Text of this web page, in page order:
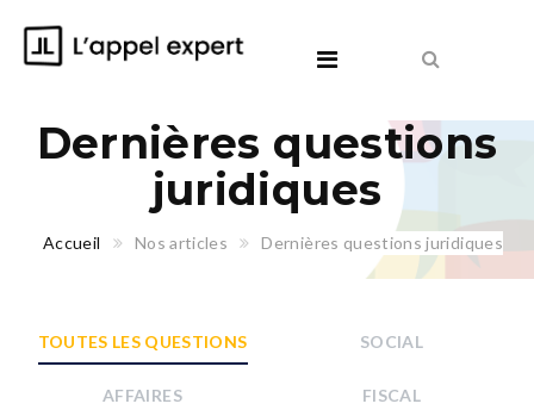
Dernières questions
juridiques
Accueil Nos articles Dernières questions juridiques
TOUTES LES QUESTIONS SOCIAL
AFFAIRES FISCAL